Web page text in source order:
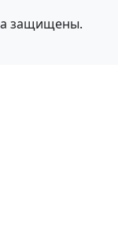
защищены.